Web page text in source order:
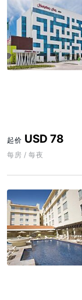
起价 USD 78
每房 / 每夜